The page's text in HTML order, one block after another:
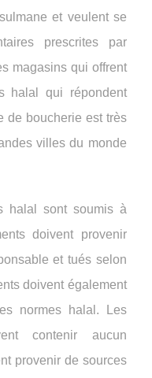
et veulent se
prescrites par
magasins qui offrent
halal qui répondent
de boucherie est très
villes du monde
halal sont soumis à
doivent provenir
et tués selon
doivent également
normes halal. Les
contenir aucun
provenir de sources